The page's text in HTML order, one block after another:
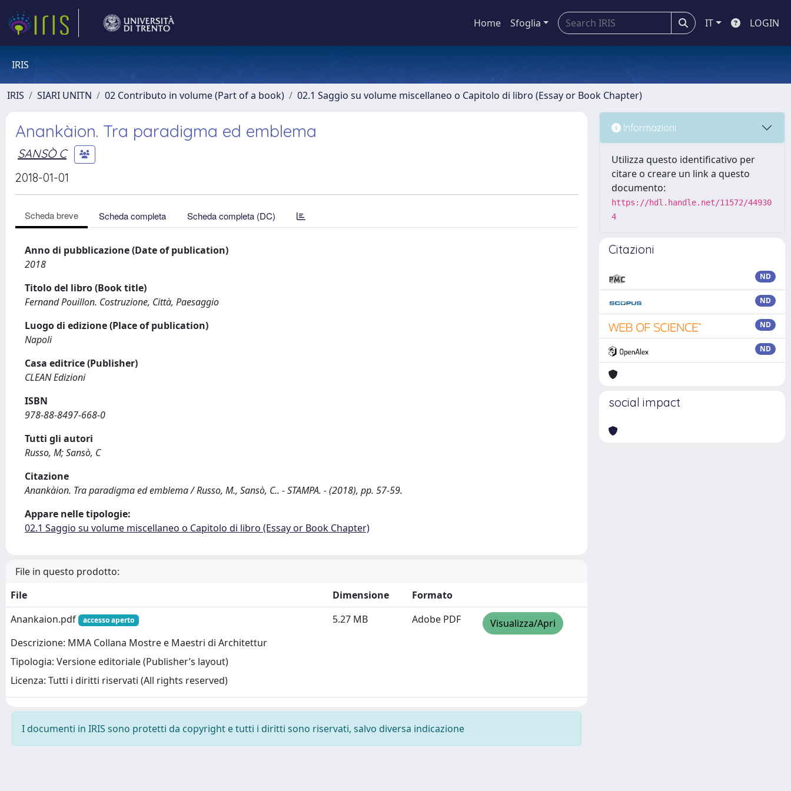
Home Sfoglia IT LOGIN
IRIS
IRIS SIARI UNITN 02 Contributo in volume (Part of a book) 02.1 Saggio su volume miscellaneo o Capitolo di libro (Essay or Book Chapter)
Anankàion. Tra paradigma ed emblema
SANSÒ C
2018-01-01
Scheda breve Scheda completa Scheda completa (DC)
Anno di pubblicazione (Date of publication)
2018
Titolo del libro (Book title)
Fernand Pouillon. Costruzione, Città, Paesaggio
Luogo di edizione (Place of publication)
Napoli
Casa editrice (Publisher)
CLEAN Edizioni
ISBN
978-88-8497-668-0
Tutti gli autori
Russo, M; Sansò, C
Citazione
Anankàion. Tra paradigma ed emblema / Russo, M., Sansò, C.. - STAMPA. - (2018), pp. 57-59.
Appare nelle tipologie:
02.1 Saggio su volume miscellaneo o Capitolo di libro (Essay or Book Chapter)
File in questo prodotto:
File
Dimensione
Formato
Anankaion.pdf
accesso aperto
Descrizione: MMA Collana Mostre e Maestri di Architettur
Tipologia: Versione editoriale (Publisher’s layout)
Licenza: Tutti i diritti riservati (All rights reserved)
5.27 MB Adobe PDF Visualizza/Apri
I documenti in IRIS sono protetti da copyright e tutti i diritti sono riservati, salvo diversa indicazione
Informazioni
Utilizza questo identificativo per
citare o creare un link a questo
documento:
https://hdl.handle.net/11572/44930
4
Citazioni
ND
ND
ND
ND
social impact